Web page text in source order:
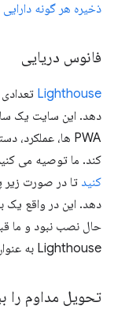
ذخیره هر گونه
فانوس دریایی
Lighthouse
دهد. این سایت یک
کند. ما توصیه می
کنید
دهد. این در واقع یک
حال نصب نبود و ما
Lighthouse به عنوان بخشی از CI ما از آن جلوگیری می کرد.
تحویل مداوم را